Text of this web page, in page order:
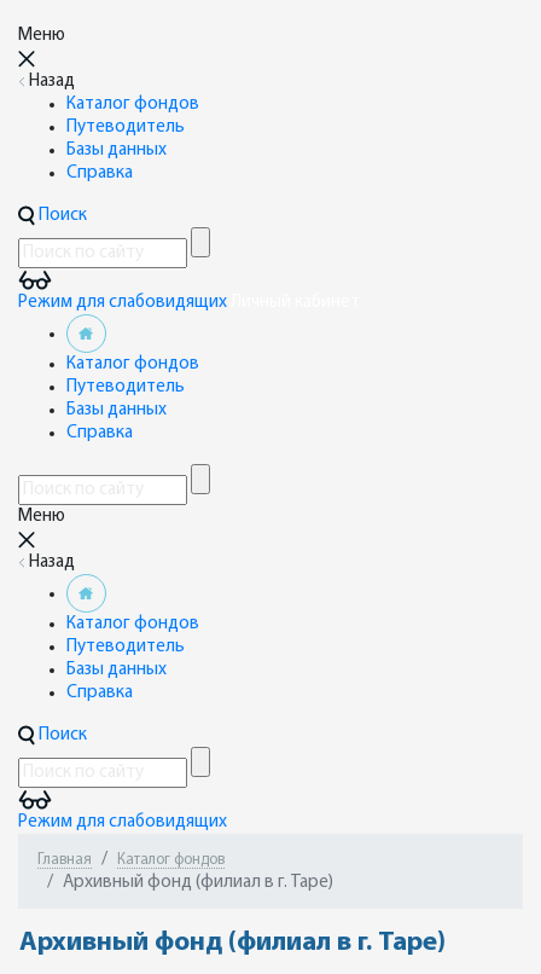
Меню
Назад
Каталог фондов
Путеводитель
Базы данных
Справка
Поиск
Режим для слабовидящих
Каталог фондов
Путеводитель
Базы данных
Справка
Меню
Назад
Каталог фондов
Путеводитель
Базы данных
Справка
Поиск
Режим для слабовидящих
Главная Каталог фондов
Архивный фонд (филиал в г. Таре)
Архивный фонд (филиал в г. Таре)